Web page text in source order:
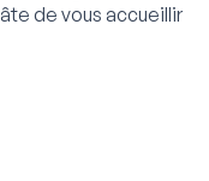
de vous accueillir